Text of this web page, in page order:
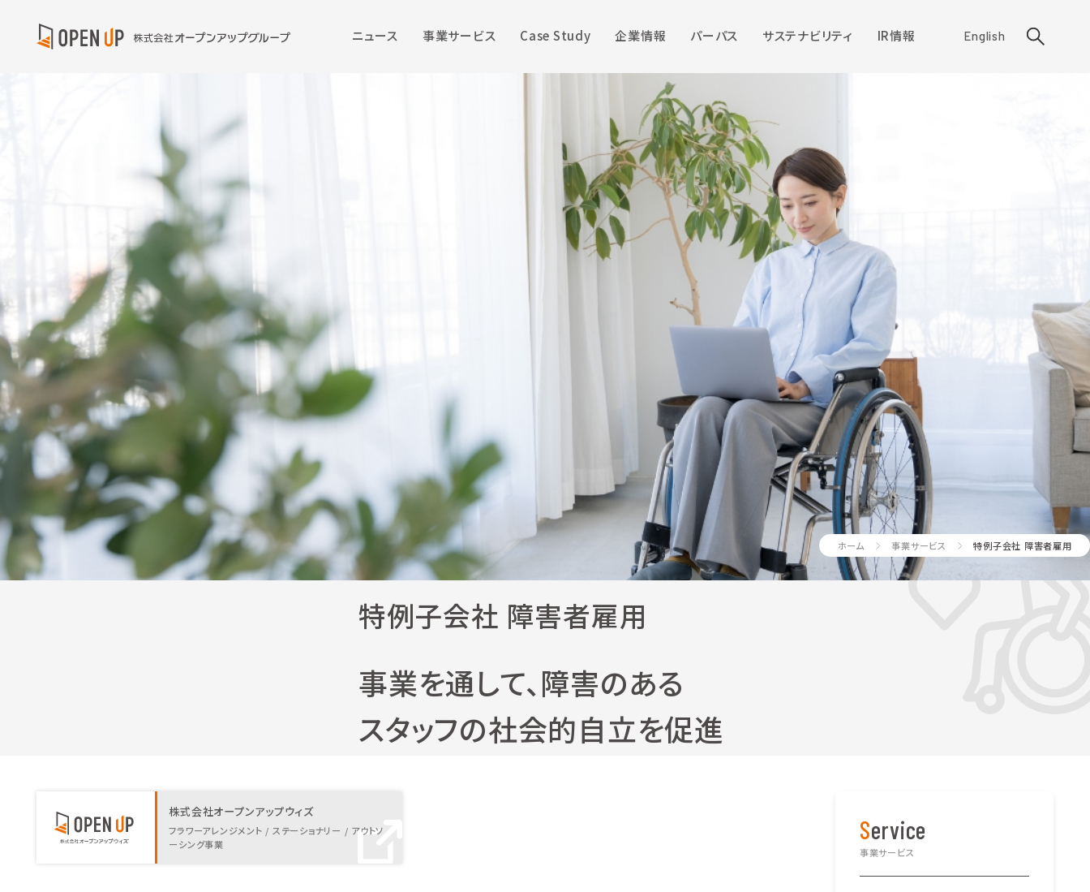
ニュース 事業サービス Case Study 企業情報 パーパス サステナビリティ IR情報 English
特例子会社 障害者雇用
事業を通して、障害のある
スタッフの社会的自立を促進
ホーム 事業サービス 特例子会社 障害者雇用
株式会社オープンアップウィズ
フラワーアレンジメント / ステーショナリー / アウトソ
ーシング事業
Service
事業サービス